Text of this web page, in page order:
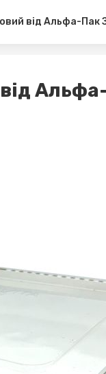
від Альфа-Пак